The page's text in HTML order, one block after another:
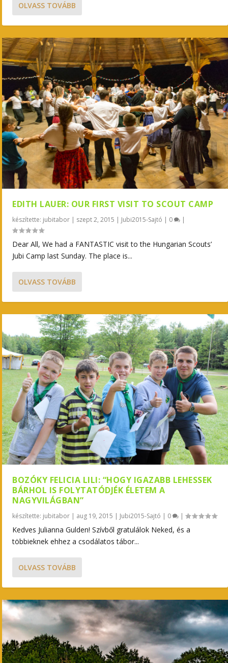
OLVASS TOVÁBB
EDITH LAUER: OUR FIRST VISIT TO SCOUT CAMP
készítette: jubitabor | szept 2, 2015 | Jubi2015-Sajtó | 0 |
Dear All, We had a FANTASTIC visit to the Hungarian Scouts’
Jubi Camp last Sunday. The place is...
OLVASS TOVÁBB
BOZÓKY FELICIA LILI: “HOGY IGAZABB LEHESSEK
BÁRHOL IS FOLYTATÓDJÉK ÉLETEM A
NAGYVILÁGBAN”
készítette: jubitabor | aug 19, 2015 | Jubi2015-Sajtó | 0 |
Kedves Julianna Gulden! Szívből gratulálok Neked, és a
többieknek ehhez a csodálatos tábor...
OLVASS TOVÁBB